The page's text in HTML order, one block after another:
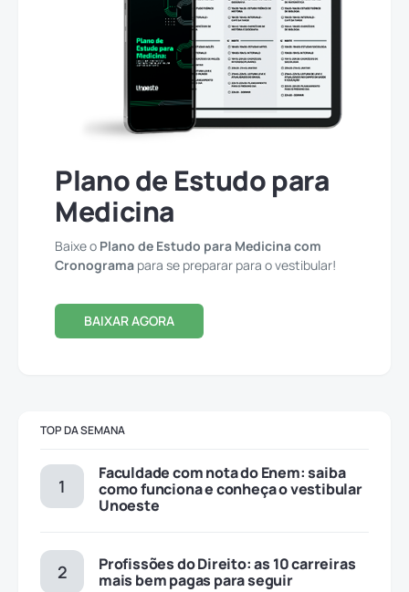
Plano de Estudo para
Medicina
Baixe o Plano de Estudo para Medicina com
Cronograma para se preparar para o vestibular!
BAIXAR AGORA
TOP DA SEMANA
Faculdade com nota do Enem: saiba
como funciona e conheça o vestibular
Unoeste
Profissões do Direito: as 10 carreiras
mais bem pagas para seguir